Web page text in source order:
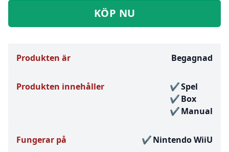
KÖP NU
Produkten är Begagnad
Produkten innehåller
Spel
Box
Manual
Fungerar på Nintendo WiiU